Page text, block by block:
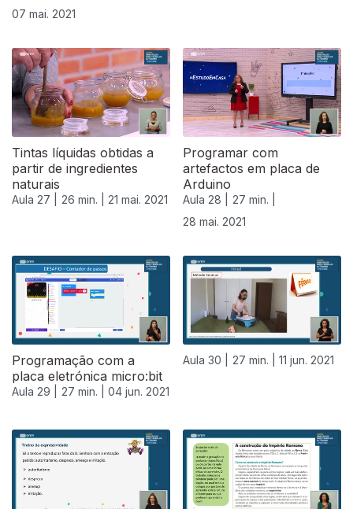
07 mai. 2021
Tintas líquidas obtidas a
partir de ingredientes
naturais
Aula 27 | 26 min. | 21 mai. 2021
Programar com
artefactos em placa de
Arduino
Aula 28 |
27 min. |
28 mai. 2021
Programação com a
placa eletrónica micro:bit
Aula 29 | 27 min. | 04 jun. 2021
Aula 30 | 27 min. | 11 jun. 2021